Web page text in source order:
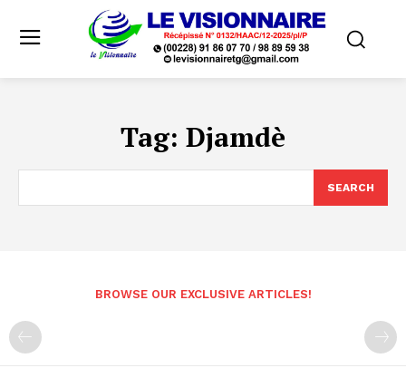
Tag: Djamdè
SEARCH
BROWSE OUR EXCLUSIVE ARTICLES!